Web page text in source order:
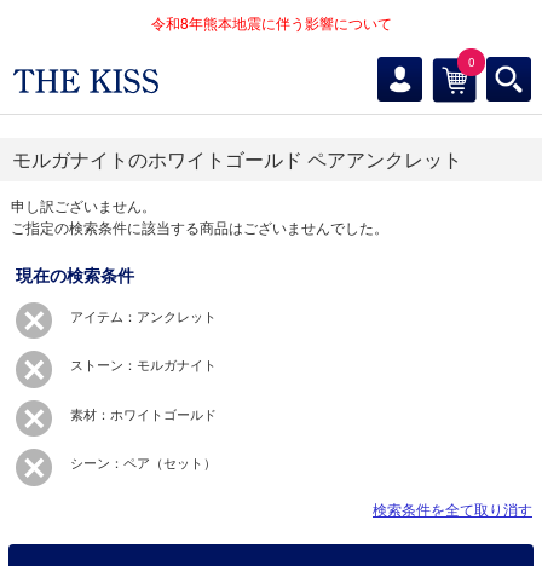
令和8年熊本地震に伴う影響について
0
モルガナイトのホワイトゴールド ペアアンクレット
申し訳ございません。
ご指定の検索条件に該当する商品はございませんでした。
現在の検索条件
アイテム：アンクレット
ストーン：モルガナイト
素材：ホワイトゴールド
シーン：ペア（セット）
検索条件を全て取り消す